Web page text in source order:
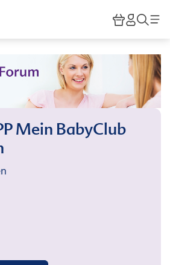
HiPP
Mein BabyClub